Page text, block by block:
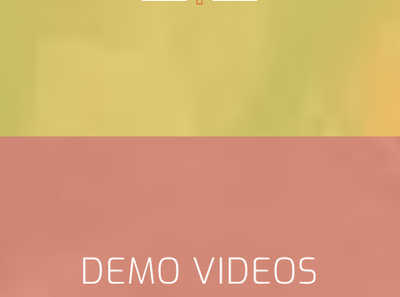
DEMO VIDEOS